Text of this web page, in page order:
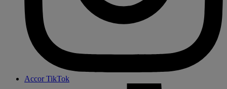
Accor TikTok